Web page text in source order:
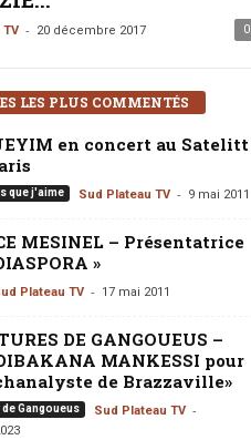
- 20 décembre 2017 0
LES PLUS COMMENTÉS
en concert au Satelitt
que j'aime Sud Plateau TV - 9 mai 2011
MESINEL – Présentatrice
»
Plateau TV - 17 mai 2011
DE GANGOUEUS –
MANKESSI pour
de Brazzaville»
de Gangoueus Sud Plateau TV -